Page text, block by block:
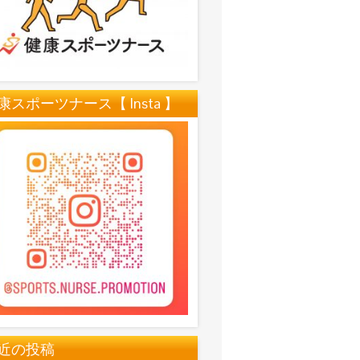
スポーツナース【 Insta 】
の投稿